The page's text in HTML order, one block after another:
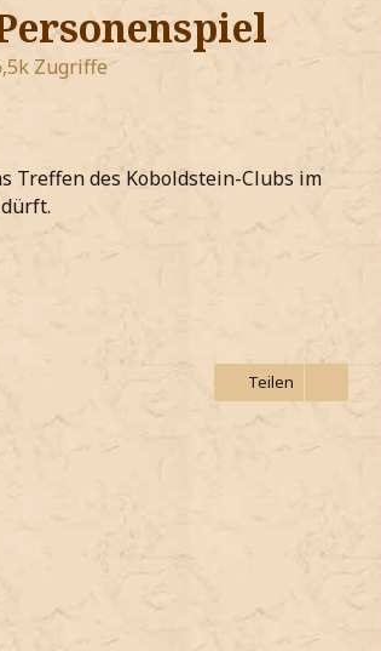
Zugriffe
Treffen des Koboldstein-Clubs im
Teilen